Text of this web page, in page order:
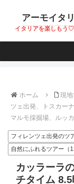
アーモイタ
イタリアを楽しもう
ホーム 現
ツェ出発、トスカー
マルモ採掘場、ルッ
フィレンツェ出発のツ
自然にふれるツアー（
カッラーラ
チタイム